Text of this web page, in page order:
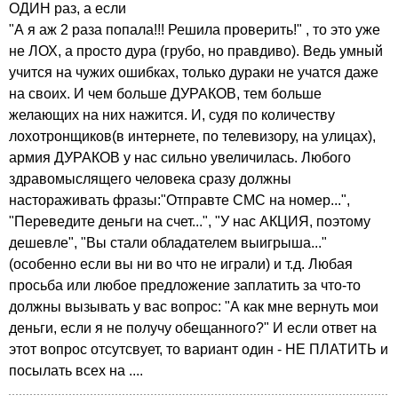
ОДИН раз, а если
"А я аж 2 раза попала!!! Решила проверить!" , то это уже
не ЛОХ, а просто дура (грубо, но правдиво). Ведь умный
учится на чужих ошибках, только дураки не учатся даже
на своих. И чем больше ДУРАКОВ, тем больше
желающих на них нажится. И, судя по количеству
лохотронщиков(в интернете, по телевизору, на улицах),
армия ДУРАКОВ у нас сильно увеличилась. Любого
здравомыслящего человека сразу должны
настораживать фразы:"Отправте СМС на номер...",
"Переведите деньги на счет...", "У нас АКЦИЯ, поэтому
дешевле", "Вы стали обладателем выигрыша..."
(особенно если вы ни во что не играли) и т.д. Любая
просьба или любое предложение заплатить за что-то
должны вызывать у вас вопрос: "А как мне вернуть мои
деньги, если я не получу обещанного?" И если ответ на
этот вопрос отсутсвует, то вариант один - НЕ ПЛАТИТЬ и
посылать всех на ....